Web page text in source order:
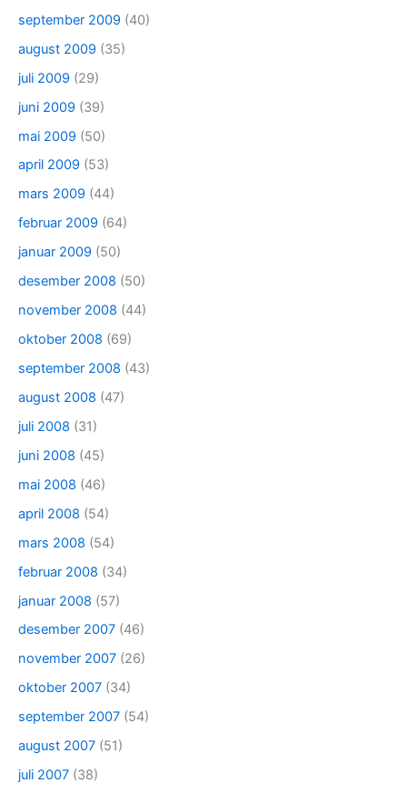
september 2009 (40)
august 2009 (35)
juli 2009 (29)
juni 2009 (39)
mai 2009 (50)
april 2009 (53)
mars 2009 (44)
februar 2009 (64)
januar 2009 (50)
desember 2008 (50)
november 2008 (44)
oktober 2008 (69)
september 2008 (43)
august 2008 (47)
juli 2008 (31)
juni 2008 (45)
mai 2008 (46)
april 2008 (54)
mars 2008 (54)
februar 2008 (34)
januar 2008 (57)
desember 2007 (46)
november 2007 (26)
oktober 2007 (34)
september 2007 (54)
august 2007 (51)
juli 2007 (38)